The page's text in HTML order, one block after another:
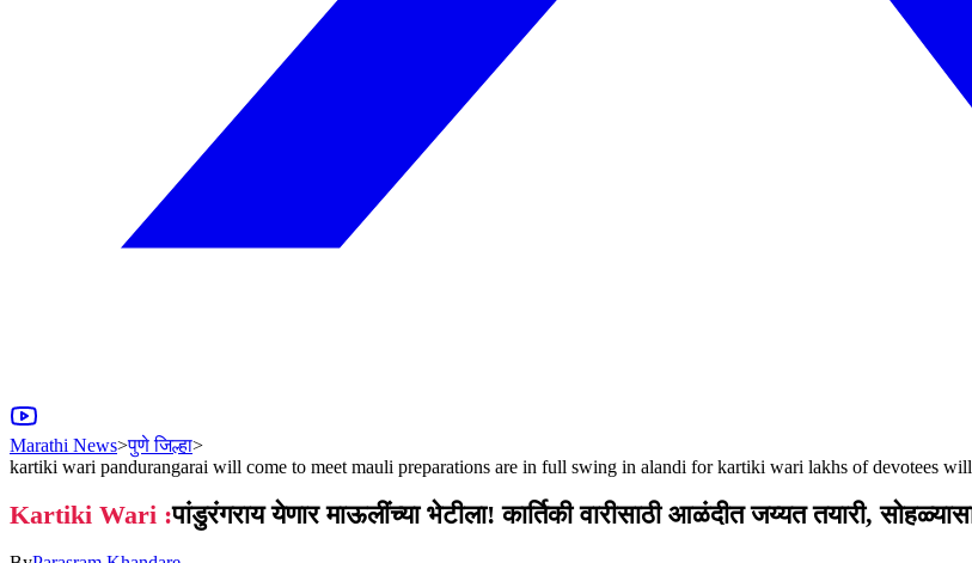
Marathi News>पुणे जिल्हा>
kartiki wari pandurangarai will come to meet mauli preparations are in full swing in alandi for kartiki wari lakhs of devotees
Kartiki Wari :पांडुरंगराय येणार माऊलींच्या भेटीला! कार्तिकी वारीसाठी आळंदीत जय्यत तयारी,